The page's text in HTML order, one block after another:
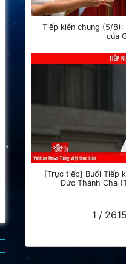
Tiếp kiến chung (5/8):
của
[Trực tiếp] Buổi Tiếp
Đức Thánh Cha
1 / 2615